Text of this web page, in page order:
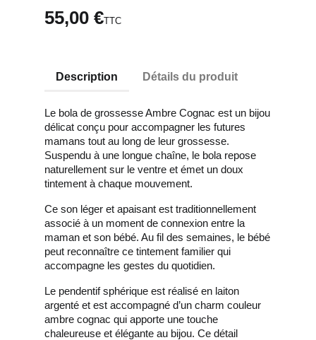
55,00 €TTC
Description Détails du produit
Le bola de grossesse Ambre Cognac est un bijou
délicat conçu pour accompagner les futures
mamans tout au long de leur grossesse.
Suspendu à une longue chaîne, le bola repose
naturellement sur le ventre et émet un doux
tintement à chaque mouvement.
Ce son léger et apaisant est traditionnellement
associé à un moment de connexion entre la
maman et son bébé. Au fil des semaines, le bébé
peut reconnaître ce tintement familier qui
accompagne les gestes du quotidien.
Le pendentif sphérique est réalisé en laiton
argenté et est accompagné d’un charm couleur
ambre cognac qui apporte une touche
chaleureuse et élégante au bijou. Ce détail